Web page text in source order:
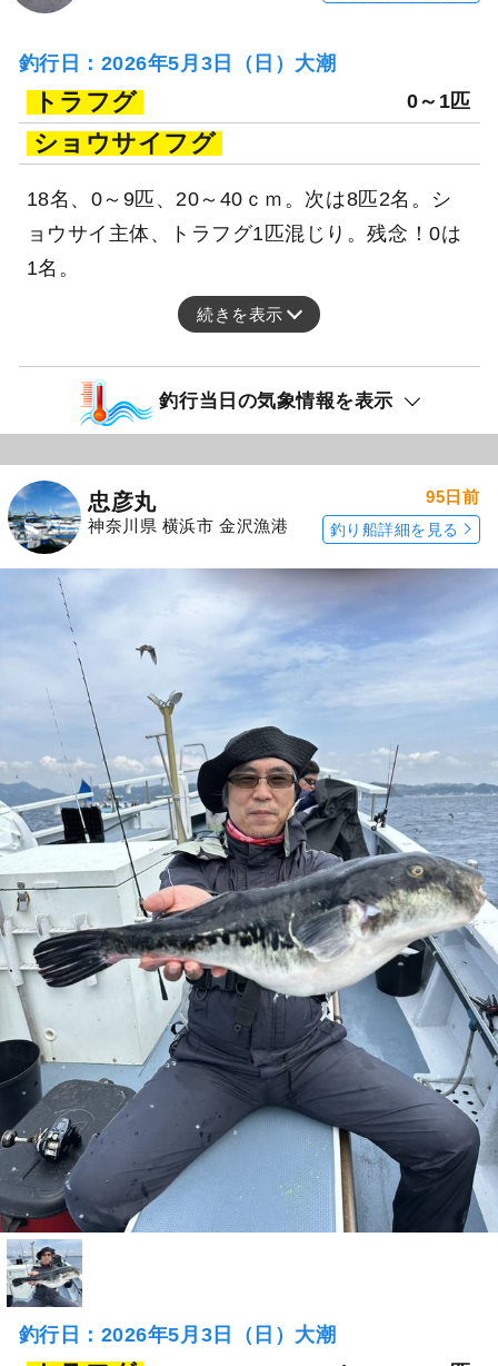
釣行日：2026年5月3日（日）大潮
トラフグ 0～1匹
ショウサイフグ
18名、0～9匹、20～40ｃｍ。次は8匹2名。シ
ョウサイ主体、トラフグ1匹混じり。残念！0は
1名。
続きを表示
釣行当日の気象情報を表示
忠彦丸
神奈川県 横浜市 金沢漁港
95日前
釣り船詳細を見る
釣行日：2026年5月3日（日）大潮